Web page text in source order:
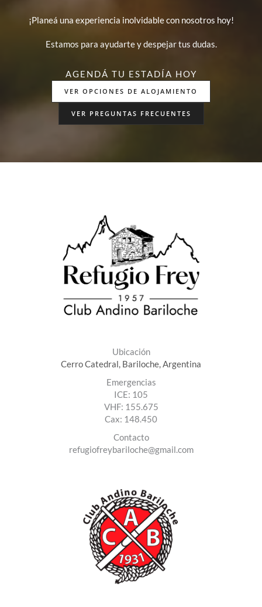
¡Planeá una experiencia inolvidable con nosotros hoy!
Estamos para ayudarte y despejar tus dudas.
AGENDÁ TU ESTADÍA HOY​
VER OPCIONES DE ALOJAMIENTO
VER PREGUNTAS FRECUENTES
Ubicación
Cerro Catedral, Bariloche, Argentina
Emergencias
ICE: 105
VHF: 155.675
Cax: 148.450
Contact​o
refugiofreybariloche@gmail.com